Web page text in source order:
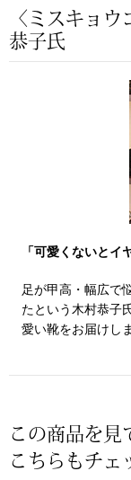
ランド
ズ
〈ミスキョ
恭子氏
「可愛くないとイ
足が甲高・幅広で
たという木村恭子
愛い靴をお届けし
この商品を見
こちらもチェ